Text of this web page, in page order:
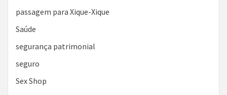
passagem para Xique-Xique
Saúde
segurança patrimonial
seguro
Sex Shop